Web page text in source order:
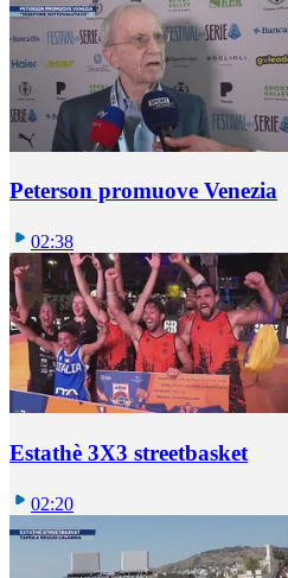
Peterson promuove Venezia
02:38
Estathè 3X3 streetbasket
02:20